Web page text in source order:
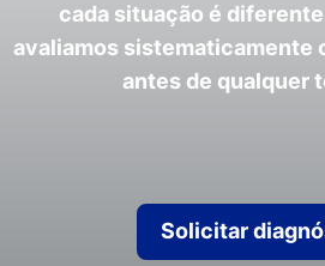
cada situação é
avaliamos sistematicamente
antes de qualquer
Solicitar